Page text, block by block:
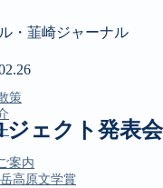
・韮崎ジャーナル
策
案内
高原文学賞
ェクト発表会